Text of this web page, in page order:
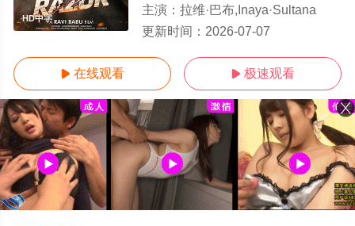
HD中字
主演： 拉维·巴布,Inaya·Sultana
更新时间： 2026-07-07
 在线观看  极速观看